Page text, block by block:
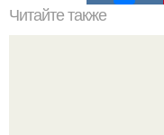
Читайте также